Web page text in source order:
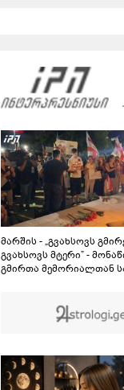
მარშის - „გვახსოვს
გვახსოვს მტერი” -
გმირთა მემორიალთან